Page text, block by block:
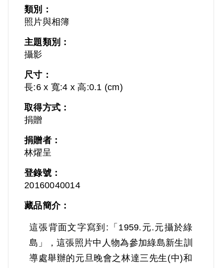
類別：
照片與相簿
主題類別：
攝影
尺寸：
長:6 x 寬:4 x 高:0.1 (cm)
取得方式：
捐贈
捐贈者：
林燿呈
登錄號：
20160040014
藏品簡介：
這張背面文字寫到:「1959.元.元攝於綠
島」，這張照片中人物為參加綠島新生訓
導處舉辦的元旦晚會之林達三先生(中)和